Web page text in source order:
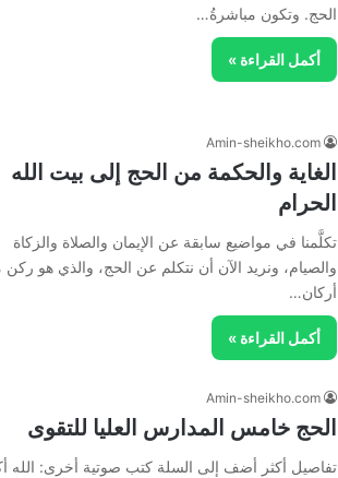
الحج. وتكون مباشرةُ…
أكمل القراءة »
Amin-sheikho.com
الغاية والحكمة من الحج إلى بيت الله
الحرام
تكلَّمنا في مواضيع سابقة عن الإيمان والصلاة والزكاة
والصيام، ونريد الآن أن نتكلم عن الحج، والذي هو
أركان…
أكمل القراءة »
Amin-sheikho.com
الحج خامس المدارس العليا للتقوى
تفاصيل أكثر أضف إلى السلة كتب صوتية أخرى: الله